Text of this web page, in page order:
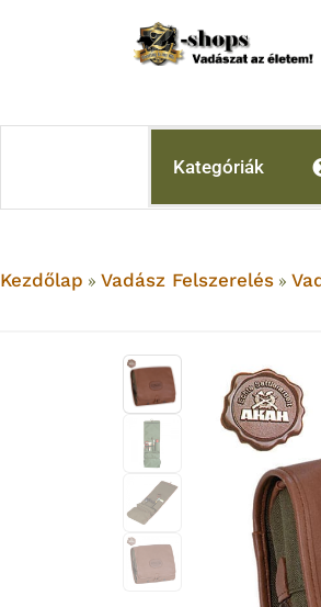
Kategóriák
Kezdőlap » Vadász Felszerelés »